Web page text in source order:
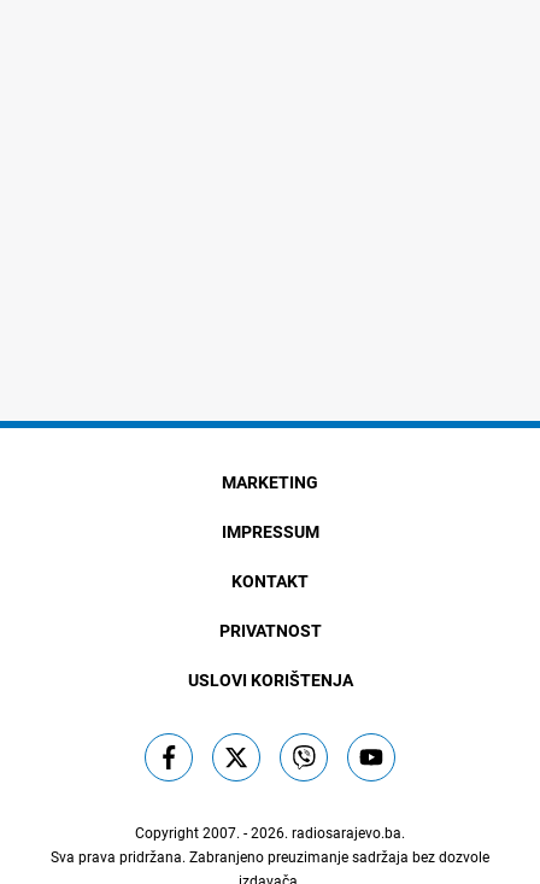
MARKETING
IMPRESSUM
KONTAKT
PRIVATNOST
USLOVI KORIŠTENJA
Copyright 2007. - 2026. radiosarajevo.ba.
Sva prava pridržana. Zabranjeno preuzimanje sadržaja bez dozvole